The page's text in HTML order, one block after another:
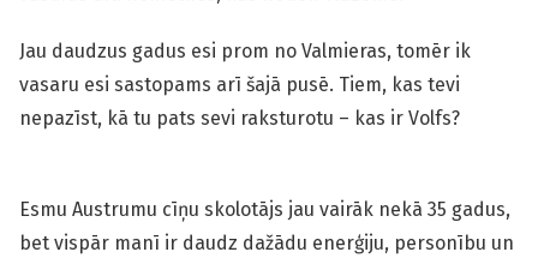
Jau daudzus gadus esi prom no Valmieras, tomēr ik
vasaru esi sastopams arī šajā pusē. Tiem, kas tevi
nepazīst, kā tu pats sevi raksturotu – kas ir Volfs?
Esmu Austrumu cīņu skolotājs jau vairāk nekā 35 gadus,
bet vispār manī ir daudz dažādu enerģiju, personību un